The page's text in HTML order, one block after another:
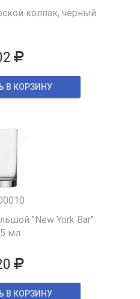
колпак, черный.
В КОРЗИНУ
"New York Bar"
мл.
В КОРЗИНУ